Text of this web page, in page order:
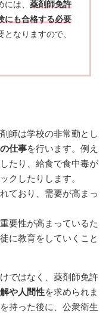
は、 薬剤師免許
にも合格する必要
となりますので、
師は学校の非常勤とし
仕事を行います。例え
たり、給食で食中毒が
クしたりします。
ており、需要が高まっ
要性が高まっているた
に教育をしていくこと
ではなく、薬剤師免許
や人間性を求められま
持った後に、公衆衛生